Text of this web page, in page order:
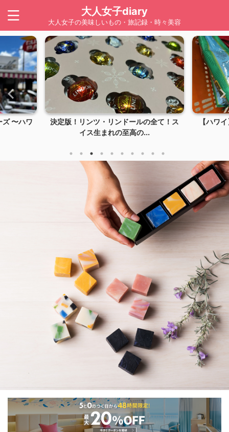
大人女子diary
大人女子の美味しいもの・旅記録・時々美容
全て！ス
【ハワイ】LION COFFEE（ライオンコ
ーヒー）は...
【ハワ